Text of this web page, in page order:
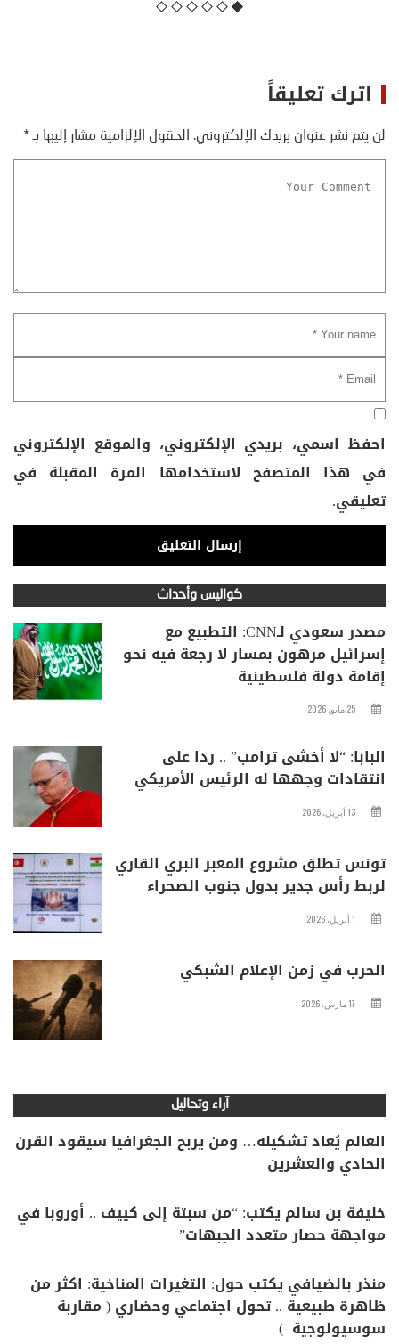
اترك تعليقاً
لن يتم نشر عنوان بريدك الإلكتروني. الحقول الإلزامية مشار إليها بـ*
احفظ اسمي، بريدي الإلكتروني، والموقع الإلكتروني
في هذا المتصفح لاستخدامها المرة المقبلة في
تعليقي.
كواليس وأحداث
مصدر سعودي لـCNN: التطبيع مع
إسرائيل مرهون بمسار لا رجعة فيه نحو
إقامة دولة فلسطينية
25 مايو، 2026
البابا: “لا أخشى ترامب” .. ردا على
انتقادات وجهها له الرئيس الأمريكي
13 أبريل، 2026
تونس تطلق مشروع المعبر البري القاري
لربط رأس جدير بدول جنوب الصحراء
1 أبريل، 2026
الحرب في زمن الإعلام الشبكي
17 مارس، 2026
آراء وتحاليل
العالم يُعاد تشكيله… ومن يربح الجغرافيا سيقود القرن
الحادي والعشرين
خليفة بن سالم يكتب: “من سبتة إلى كييف .. أوروبا في
مواجهة حصار متعدد الجبهات”
منذر بالضيافي يكتب حول: التغيرات المناخية: اكثر من
ظاهرة طبيعية .. تحول اجتماعي وحضاري ( مقاربة
سوسيولوجية )